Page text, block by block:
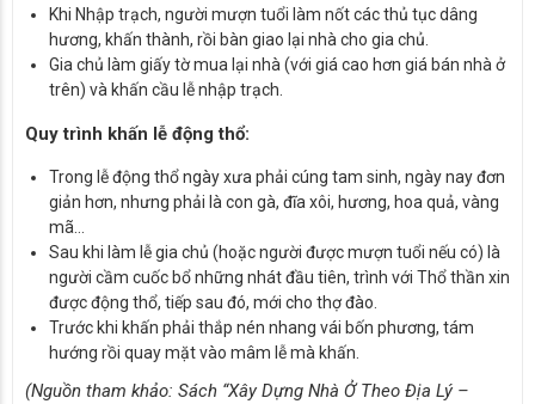
Khi Nhập trạch, người mượn tuổi làm nốt các thủ tục dâng
hương, khấn thành, rồi bàn giao lại nhà cho gia chủ.
Gia chủ làm giấy tờ mua lại nhà (với giá cao hơn giá bán nhà ở
trên) và khấn cầu lễ nhập trạch.
Quy trình khấn lễ động thổ:
Trong lễ động thổ ngày xưa phải cúng tam sinh, ngày nay đơn
giản hơn, nhưng phải là con gà, đĩa xôi, hương, hoa quả, vàng
mã…
Sau khi làm lễ gia chủ (hoặc người được mượn tuổi nếu có) là
người cầm cuốc bổ những nhát đầu tiên, trình với Thổ thần xin
được động thổ, tiếp sau đó, mới cho thợ đào.
Trước khi khấn phải thắp nén nhang vái bốn phương, tám
hướng rồi quay mặt vào mâm lễ mà khấn.
(Nguồn tham khảo: Sách “Xây Dựng Nhà Ở Theo Địa Lý –